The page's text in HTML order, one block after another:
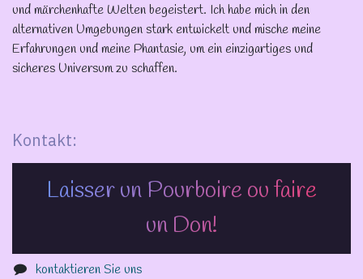
und märchenhafte Welten begeistert. Ich habe mich in den
alternativen Umgebungen stark entwickelt und mische meine
Erfahrungen und meine Phantasie, um ein einzigartiges und
sicheres Universum zu schaffen.
Kontakt:
Laisser un Pourboire ou faire
un Don!
kontaktieren Sie uns